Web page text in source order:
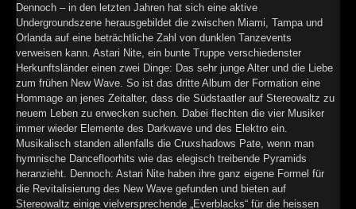
Dennoch – in den letzten Jahren hat sich eine aktive
Undergroundszene herausgebildet die zwischen Miami, Tampa und
Orlanda auf eine beträchtliche Zahl von dunklen Tanzevents
verweisen kann. Astari Nite, ein bunte Truppe verschiedenster
Herkunftsländer einen zwei Dinge: Das sehr junge Alter und die Liebe
zum frühen New Wave. So ist das dritte Album der Formation eine
Hommage an jenes Zeitalter, dass die Südstaatler auf Stereowaltz zu
neuem Leben zu erwecken suchen. Dabei flechten die vier Musiker
immer wieder Elemente des Darkwave und des Elektro ein.
Musikalisch standen allenfalls die Cruxshadows Pate, wenn man
hymnische Dancefloorhits wie das elegisch treibende Pyramids
heranzieht. Dennoch: Astari Nite haben ihre ganz eigene Formel für
die Revitalisierung des New Wave gefunden und bieten auf
Stereowaltz einige vielversprechende „Everblacks“ für die heissen